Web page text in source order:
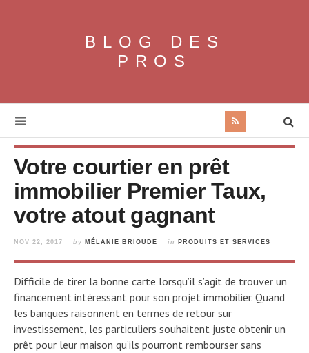
BLOG DES
PROS
Votre courtier en prêt
immobilier Premier Taux,
votre atout gagnant
NOV 22, 2017 by MÉLANIE BRIOUDE in PRODUITS ET SERVICES
Difficile de tirer la bonne carte lorsqu’il s’agit de trouver un
financement intéressant pour son projet immobilier. Quand
les banques raisonnent en termes de retour sur
investissement, les particuliers souhaitent juste obtenir un
prêt pour leur maison qu’ils pourront rembourser sans